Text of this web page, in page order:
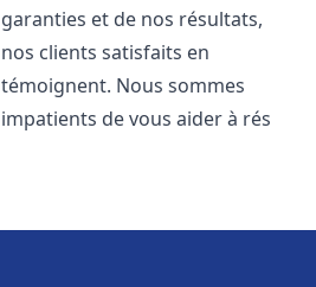
garanties et de nos résultats,
nos clients satisfaits en
témoignent. Nous sommes
impatients de vous aider à rés